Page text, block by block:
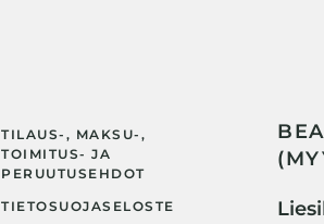
TILAUS-, MAKSU-,
TOIMITUS- JA
PERUUTUSEHDOT
TIETOSUOJASELOSTE